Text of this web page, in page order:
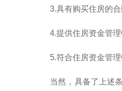
3.具有购买住房的
4.提供住房资金管
5.符合住房资金管
当然，具备了上述